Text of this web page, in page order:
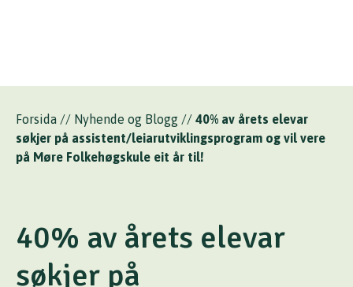
Forsida // Nyhende og Blogg // 40% av årets elevar
søkjer på assistent/leiarutviklingsprogram og vil vere
på Møre Folkehøgskule eit år til!
40% av årets elevar
søkjer på